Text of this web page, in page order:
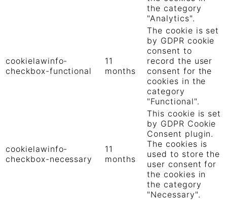
the category
"Analytics".
cookielawinfo-
checkbox-functional
11
months
The cookie is set
by GDPR cookie
consent to
record the user
consent for the
cookies in the
category
"Functional".
cookielawinfo-
checkbox-necessary
11
months
This cookie is set
by GDPR Cookie
Consent plugin.
The cookies is
used to store the
user consent for
the cookies in
the category
"Necessary".